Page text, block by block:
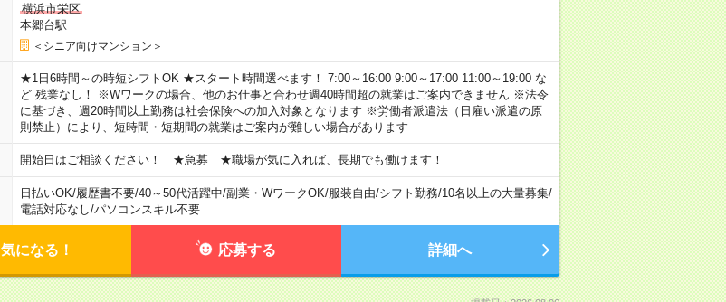
横浜市栄区
本郷台駅
＜シニア向けマンション＞
★1日6時間～の時短シフトOK ★スタート時間選べます！ 7:00～16:00 9:00～17:00 11:00～19:00 な
ど 残業なし！ ※Wワークの場合、他のお仕事と合わせ週40時間超の就業はご案内できません ※法令
に基づき、週20時間以上勤務は社会保険への加入対象となります ※労働者派遣法（日雇い派遣の原
則禁止）により、短時間・短期間の就業はご案内が難しい場合があります
開始日はご相談ください！ ★急募 ★職場が気に入れば、長期でも働けます！
日払いOK/履歴書不要/40～50代活躍中/副業・WワークOK/服装自由/シフト勤務/10名以上の大量募集/
電話対応なし/パソコンスキル不要
気になる！ 応募する 詳細へ